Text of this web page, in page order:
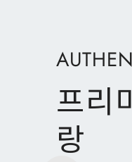
프리
랑